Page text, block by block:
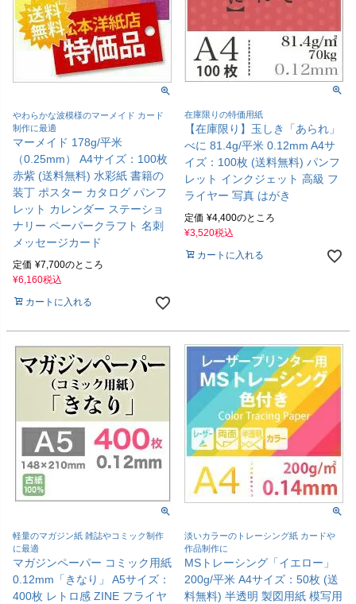
やわらかな波模様のマーメイド カード
制作に最適
マーメイド 178g/平米
（0.25mm） A4サイズ：100枚
赤紫 (送料無料) 水彩紙 書籍の
装丁 ポスター カタログ パンフ
レット カレンダー ステーショ
ナリー ペーパークラフト 名刺
メッセージカード
定価 ¥7,700のところ
¥6,160税込
カートに入れる
在庫限りの特価用紙
【在庫限り】玉しき「あられ」
べに 81.4g/平米 0.12mm A4サ
イズ：100枚 (送料無料) パンフ
レット インクジェット 高級 フ
ライヤー 写真 はがき
定価 ¥4,400のところ
¥3,520税込
カートに入れる
軽量のマガジン紙 雑誌やコミック制作
に最適
マガジンペーパー コミック用紙
0.12mm「きなり」 A5サイズ：
400枚 レトロ感 ZINE フライヤ
淡いカラーのトレーシング紙 カードや
作品制作に
MSトレーシング「イエロー」
200g/平米 A4サイズ：50枚 (送
料無料) 半透明 製図用紙 模写用